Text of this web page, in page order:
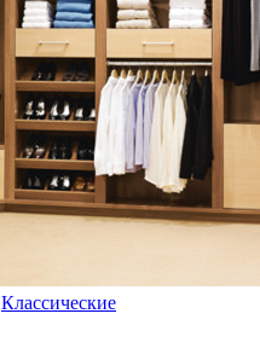
Классические